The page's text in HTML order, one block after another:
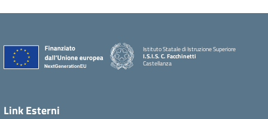
Istituto Statale di Istruzione Superiore
I.S.I.S. C. Facchinetti
Castellanza
Link Esterni